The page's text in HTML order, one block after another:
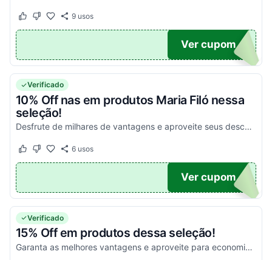
Este cupom funcionou
Este cupom não funcionou
9usos
R25
Ver cupom
Verificado
10% Off nas em produtos Maria Filó nessa
seleção!
Desfrute de milhares de vantagens e aproveite seus descontos da melhor maneira possível!
Este cupom funcionou
Este cupom não funcionou
6usos
LO10
Ver cupom
Verificado
15% Off em produtos dessa seleção!
Garanta as melhores vantagens e aproveite para economizar!